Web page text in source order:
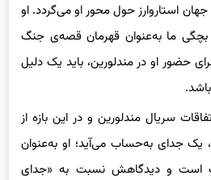
استاروارز حول محور او می‌گردد. او
ما به‌عنوان قهرمان قصه‌ی جنگ
حضور او در مندلورین، باید یک دلیل
سریال مندلورین و در این بازه از
یک جدای به‌حساب می‌آید؛ او به‌عنوان
است و دیدگاهش نسبت به‌ «جدای